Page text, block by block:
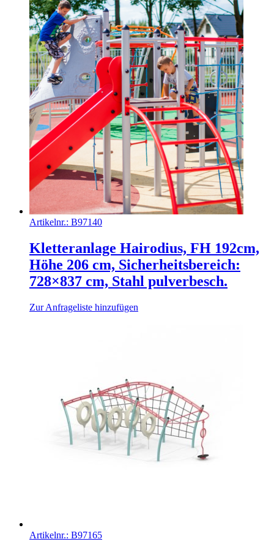
Artikelnr.: B97140
Kletteranlage Hairodius, FH 192cm,
Höhe 206 cm, Sicherheitsbereich:
728×837 cm, Stahl pulverbesch.
Zur Anfrageliste hinzufügen
Artikelnr.: B97165